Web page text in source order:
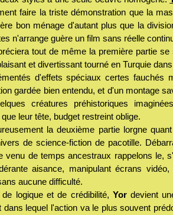
faire la triste démonstration que la
bon ménage d'autant plus que la
n'arrange guère un film sans réelle
tout de même la première partie
et divertissant tourné en Turquie
d'effets spéciaux certes fauchés
gardée bien entendu, et d'un montage
créatures préhistoriques
leur tête, budget restreint oblige.
la deuxième partie lorgne
de science-fiction de pacotille.
venu de temps ancestraux rappelons le,
aisance, manipulant écrans
aucune difficulté.
de logique et de crédibilité, Yordevient
dans lequel l'action va le plus souvent